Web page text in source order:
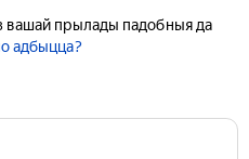
вашай прылады падобныя да
адбыцца?